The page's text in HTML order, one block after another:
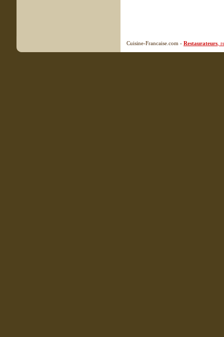
Cuisine-Francaise.com - Restaurateurs ,